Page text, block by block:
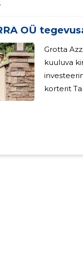
OÜ
Grotta
kuuluva
korterit